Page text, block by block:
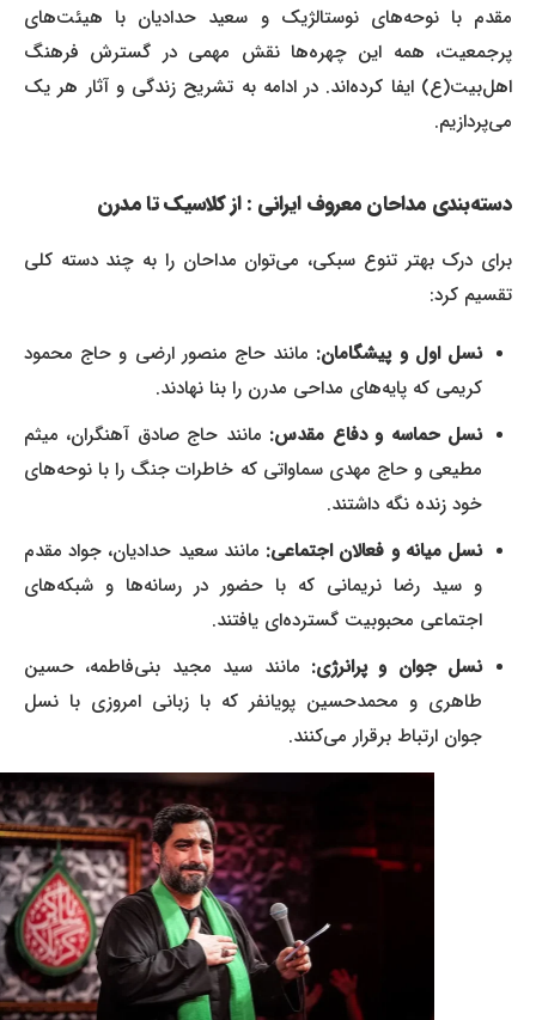
مقدم با نوحه‌های نوستالژیک و سعید حدادیان با هیئت‌های
پرجمعیت، همه این چهره‌ها نقش مهمی در گسترش فرهنگ
اهل‌بیت(ع) ایفا کرده‌اند. در ادامه به تشریح زندگی و آثار هر یک
می‌پردازیم.
دسته‌بندی مداحان معروف ایرانی : از کلاسیک تا مدرن
برای درک بهتر تنوع سبکی، می‌توان مداحان را به چند دسته کلی
تقسیم کرد:
نسل اول و پیشگامان:مانند حاج منصور ارضی و حاج محمود
کریمی که پایه‌های مداحی مدرن را بنا نهادند.
نسل حماسه و دفاع مقدس:مانند حاج صادق آهنگران، میثم
مطیعی و حاج مهدی سماواتی که خاطرات جنگ را با نوحه‌های
خود زنده نگه داشتند.
نسل میانه و فعالان اجتماعی:مانند سعید حدادیان، جواد مقدم
و سید رضا نریمانی که با حضور در رسانه‌ها و شبکه‌های
اجتماعی محبوبیت گسترده‌ای یافتند.
نسل جوان و پرانرژی:مانند سید مجید بنی‌فاطمه، حسین
طاهری و محمدحسین پویانفر که با زبانی امروزی با نسل
جوان ارتباط برقرار می‌کنند.